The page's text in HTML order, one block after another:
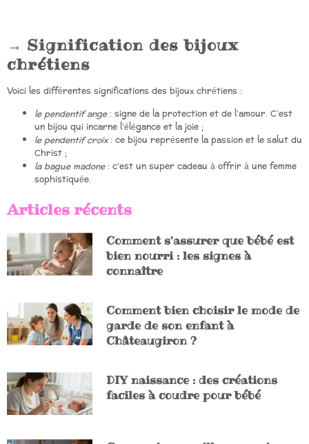
Signification des bijoux
chrétiens
Voici les différentes significations des bijoux chrétiens :
le pendentif ange: signe de la protection et de l’amour. C’est
un bijou qui incarne l’élégance et la joie ;
le pendentif croix: ce bijou représente la passion et le salut du
Christ ;
la bague madone: c’est un super cadeau à offrir à une femme
sophistiquée.
Articles récents
Comment s’assurer que bébé est
bien nourri : les signes à
connaître
Comment bien choisir le mode de
garde de son enfant à
Châteaugiron ?
DIY naissance : des créations
faciles à coudre pour bébé